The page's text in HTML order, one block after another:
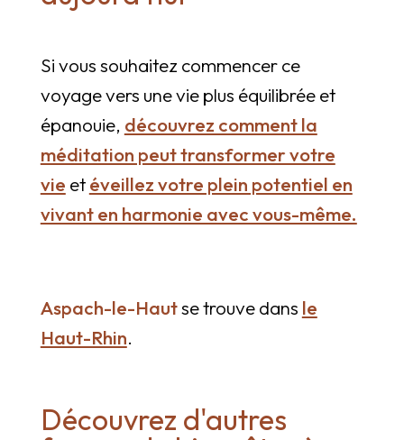
Si vous souhaitez commencer ce
voyage vers une vie plus équilibrée et
épanouie, découvrez comment la
méditation peut transformer votre
vie etéveillez votre plein potentiel en
vivant en harmonie avec vous-même.
Aspach-le-Hautse trouve dans le
Haut-Rhin.
Découvrez d'autres